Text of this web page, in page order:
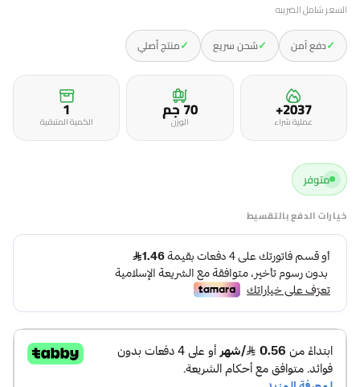
السعر شامل الضريبه
✓دفع آمن ✓شحن سريع ✓منتج أصلي
2037+
عملية شراء 70 جمالوزن 1
الكمية المتبقية
متوفر
خيارات الدفع بالتقسيط